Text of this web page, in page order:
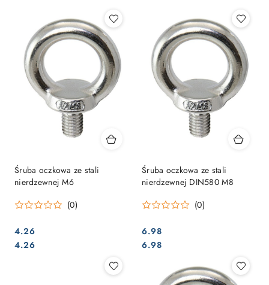
Śruba oczkowa ze stali
nierdzewnej M6
(0)
Cena:
4.26
Cena:
4.26
Śruba oczkowa ze stali
nierdzewnej DIN580 M8
(0)
Cena:
6.98
Cena:
6.98